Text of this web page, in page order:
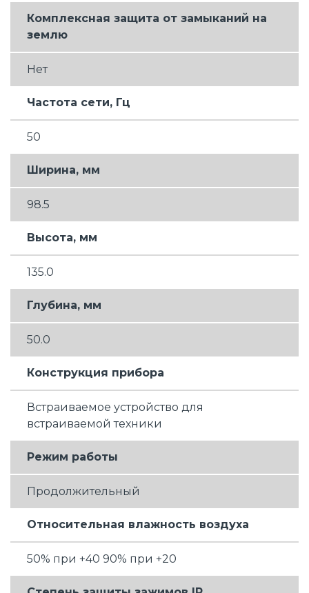
Комплексная защита от замыканий на
землю
Нет
Частота сети, Гц
50
Ширина, мм
98.5
Высота, мм
135.0
Глубина, мм
50.0
Конструкция прибора
Встраиваемое устройство для
встраиваемой техники
Режим работы
Продолжительный
Относительная влажность воздуха
50% при +40 90% при +20